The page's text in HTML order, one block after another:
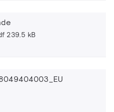
239.5 kB